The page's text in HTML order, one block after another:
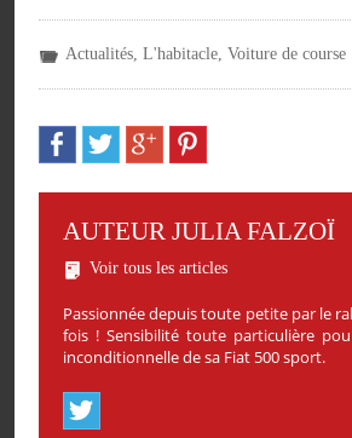
Actualités, L'habitacle, Voiture de course
AUTEUR JULIA FALZOÏ
Voir tous les articles
Passionnée depuis toute petite par le
fois ! Sensibilité toute particulière
inconditionnelle de sa Fiat 500 sport.